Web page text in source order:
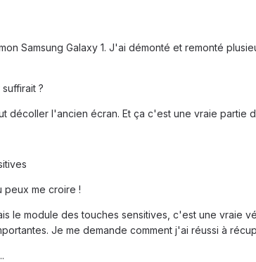
Samsung Galaxy 1. J'ai démonté et remonté
?
décoller l'ancien écran. Et ça c'est une vraie partie
peux me croire !
le module des touches sensitives, c'est une vraie
Je me demande comment j'ai réussi à